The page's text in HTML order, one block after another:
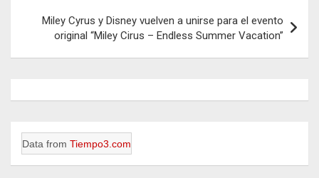
entradas
Miley Cyrus y Disney vuelven a unirse para el evento
original “Miley Cirus – Endless Summer Vacation”
Data from Tiempo3.com